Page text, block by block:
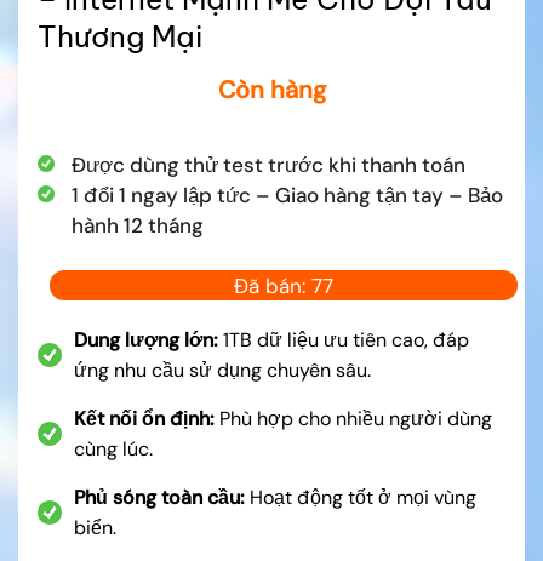
Thương Mại
Còn hàng
Được dùng thử test trước khi thanh toán
1 đổi 1 ngay lập tức – Giao hàng tận tay – Bảo
hành 12 tháng
Đã bán: 77
Dung lượng lớn:1TB dữ liệu ưu tiên cao, đáp
ứng nhu cầu sử dụng chuyên sâu.
Kết nối ổn định: Phù hợp cho nhiều người dùng
cùng lúc.
Phủ sóng toàn cầu: Hoạt động tốt ở mọi vùng
biển.